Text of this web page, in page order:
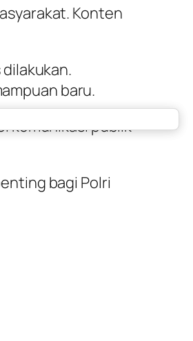
Konten
baru.
komunikasi publik
bagi Polri